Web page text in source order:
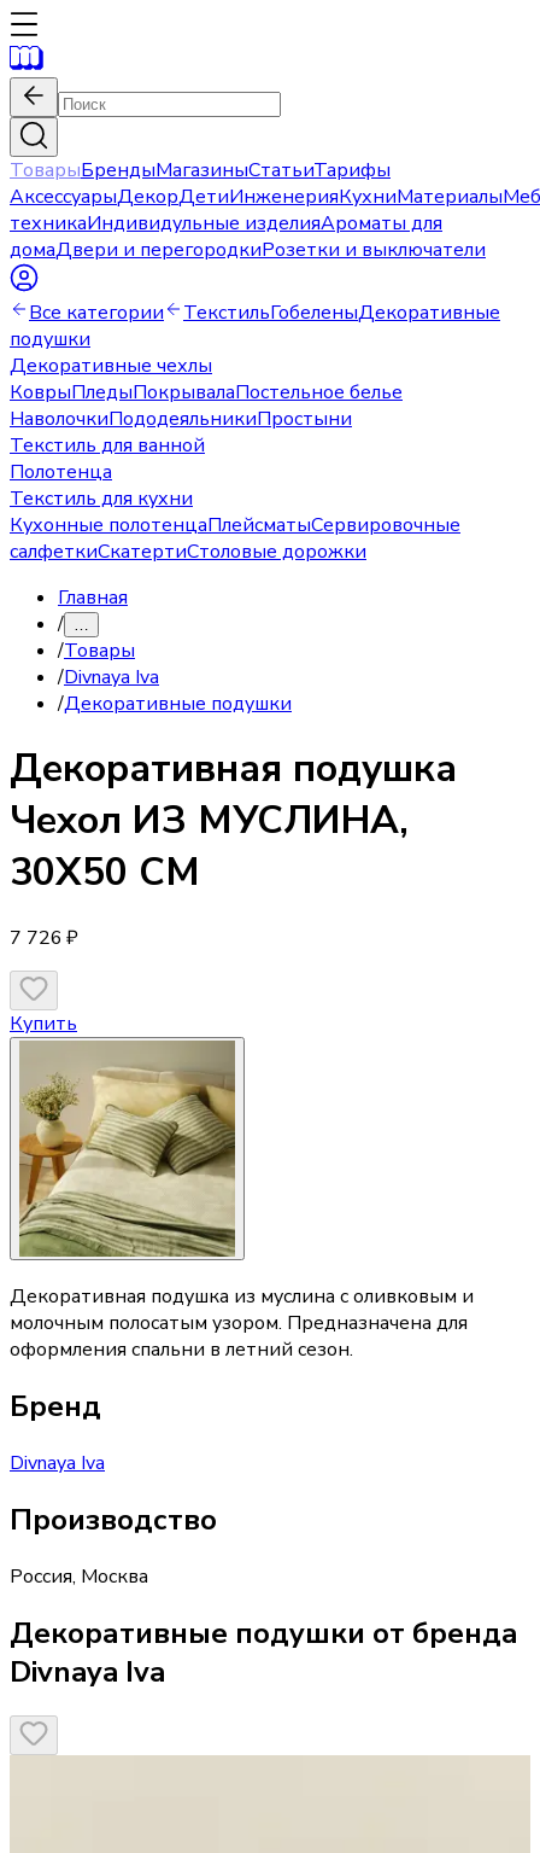
ТоварыБрендыМагазиныСтатьиТарифы
АксессуарыДекорДетиИнженерияКухниМатериалы
техникаИндивидульные изделияАроматы для
домаДвери и перегородкиРозетки и выключатели
Все категории ТекстильГобеленыДекоративные
подушки
Декоративные чехлы
КоврыПледыПокрывалаПостельное белье
НаволочкиПододеяльникиПростыни
Текстиль для ванной
Полотенца
Текстиль для кухни
Кухонные полотенцаПлейсматыСервировочные
салфеткиСкатертиСтоловые дорожки
Главная
/ …
/Товары
/Divnaya Iva
/Декоративные подушки
Декоративная подушка
Чехол ИЗ МУСЛИНА,
30Х50 СМ
7 726 ₽
Купить
Декоративная подушка из муслина с оливковым и
молочным полосатым узором. Предназначена для
оформления спальни в летний сезон.
Бренд
Divnaya Iva
Производство
Россия, Москва
Декоративные подушки от бренда
Divnaya Iva